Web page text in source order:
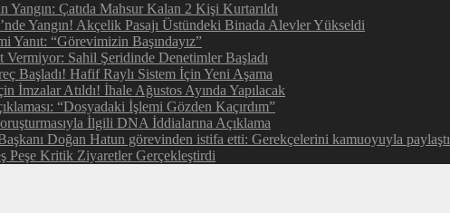
Çatıda Mahsur Kalan 2 Kişi Kurtarıldı
Yangın! Akçelik Pasajı Üstündeki Binada Alevler Yükseldi
Yanıt: “Görevimizin Başındayız”
Vermiyor: Sahil Şeridinde Denetimler Başladı
Başladı! Hafif Raylı Sistem İçin Yeni Aşama
İmzalar Atıldı! İhale Ağustos Ayında Yapılacak
“Dosyadaki İşlemi Gözden Kaçırdım”
İlgili DNA İddialarına Açıklama
Doğan Hatun görevinden istifa etti: Gerekçelerini kamuoyuyla paylaştı
Peşe Kritik Ziyaretler Gerçekleştirdi